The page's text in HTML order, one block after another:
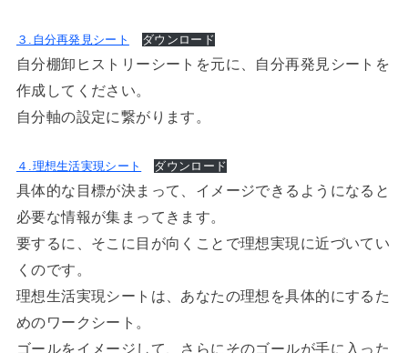
３.自分再発見シート ダウンロード
自分棚卸ヒストリーシートを元に、自分再発見シートを
作成してください。
自分軸の設定に繋がります。
４.理想生活実現シート ダウンロード
具体的な目標が決まって、イメージできるようになると
必要な情報が集まってきます。
要するに、そこに目が向くことで理想実現に近づいてい
くのです。
理想生活実現シートは、あなたの理想を具体的にするた
めのワークシート。
ゴールをイメージして、さらにそのゴールが手に入った